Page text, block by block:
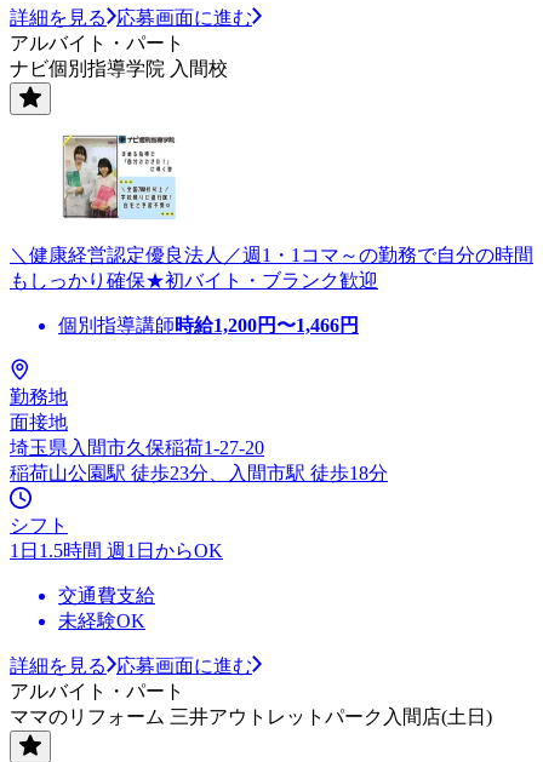
詳細を見る
応募画面に進む
アルバイト・パート
ナビ個別指導学院 入間校
＼健康経営認定優良法人／週1・1コマ～の勤務で自分の時間
もしっかり確保★初バイト・ブランク歓迎
個別指導講師時給1,200円〜1,466円
勤務地
面接地
埼玉県入間市久保稲荷1-27-20
稲荷山公園駅 徒歩23分、入間市駅 徒歩18分
シフト
1日1.5時間 週1日からOK
交通費支給
未経験OK
詳細を見る
応募画面に進む
アルバイト・パート
ママのリフォーム 三井アウトレットパーク入間店(土日)